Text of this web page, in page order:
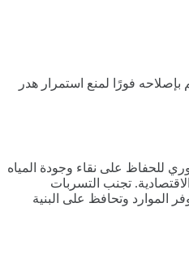
فورًا لمنع استمرار هدر
للحفاظ على نقاء وجودة المياه
تجنب التسربات
الموارد وتحافظ على البنية